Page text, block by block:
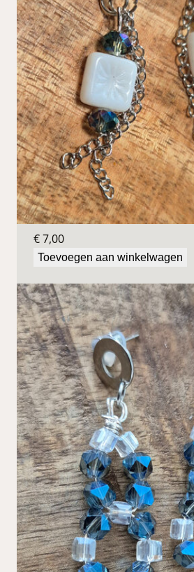
Blauwe oorbellen
€7,00
Toevoegen aan winkelwagen